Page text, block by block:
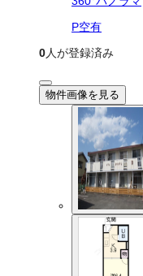
P空有
0人が登録済み
物件画像を見る